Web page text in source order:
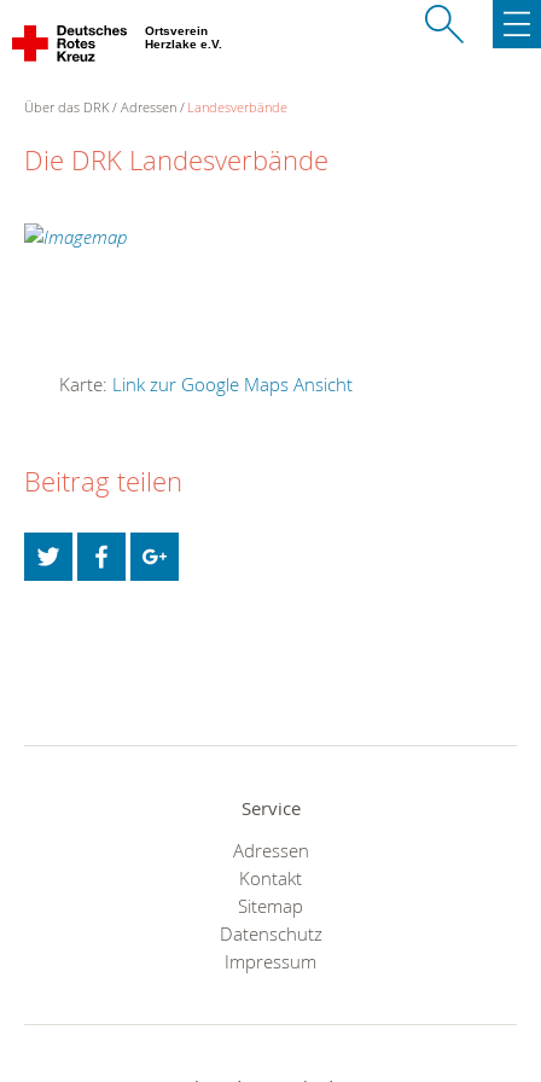
Ortsverein
Herzlake e.V.
Über das DRK Adressen Landesverbände
Die DRK Landesverbände
Karte: Link zur Google Maps Ansicht
Beitrag teilen
Service
Adressen
Kontakt
Sitemap
Datenschutz
Impressum